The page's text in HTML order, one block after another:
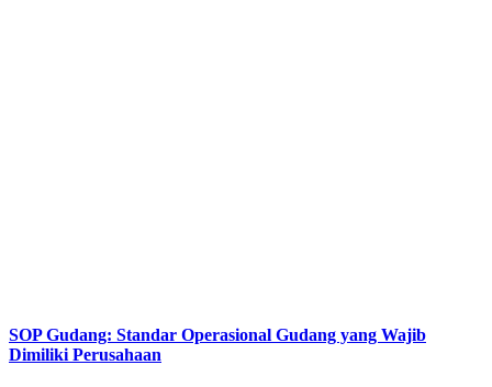
SOP Gudang: Standar Operasional Gudang yang Wajib
Dimiliki Perusahaan